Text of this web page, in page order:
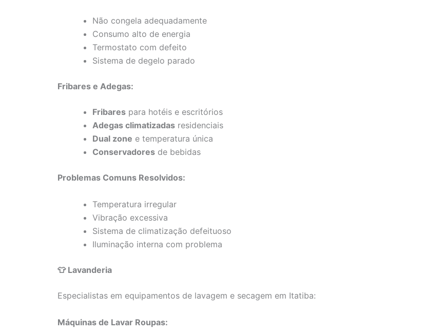
Não congela adequadamente
Consumo alto de energia
Termostato com defeito
Sistema de degelo parado
Fribares e Adegas:
Fribares para hotéis e escritórios
Adegas climatizadas residenciais
Dual zone e temperatura única
Conservadores de bebidas
Problemas Comuns Resolvidos:
Temperatura irregular
Vibração excessiva
Sistema de climatização defeituoso
Iluminação interna com problema
👕 Lavanderia
Especialistas em equipamentos de lavagem e secagem em Itatiba:
Máquinas de Lavar Roupas: